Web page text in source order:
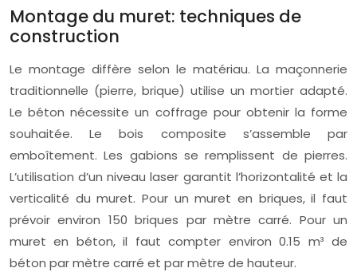
Montage du muret: techniques de
construction
Le montage diffère selon le matériau. La maçonnerie
traditionnelle (pierre, brique) utilise un mortier adapté.
Le béton nécessite un coffrage pour obtenir la forme
souhaitée. Le bois composite s’assemble par
emboîtement. Les gabions se remplissent de pierres.
L’utilisation d’un niveau laser garantit l’horizontalité et la
verticalité du muret. Pour un muret en briques, il faut
prévoir environ 150 briques par mètre carré. Pour un
muret en béton, il faut compter environ 0.15 m³ de
béton par mètre carré et par mètre de hauteur.